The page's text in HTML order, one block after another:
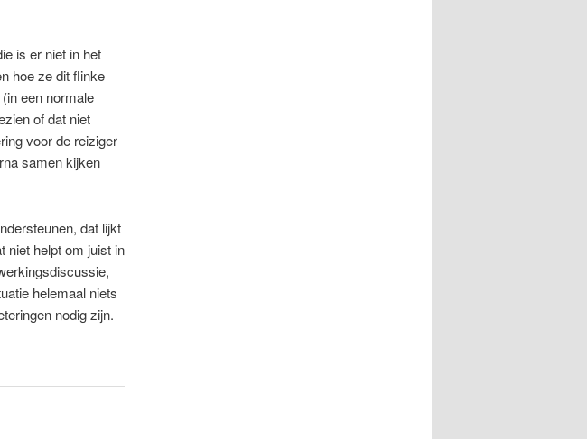
is er niet in het
hoe ze dit flinke
een normale
of dat niet
voor de reiziger
samen kijken
dat lijkt
niet helpt om juist in
helemaal niets
nodig zijn.